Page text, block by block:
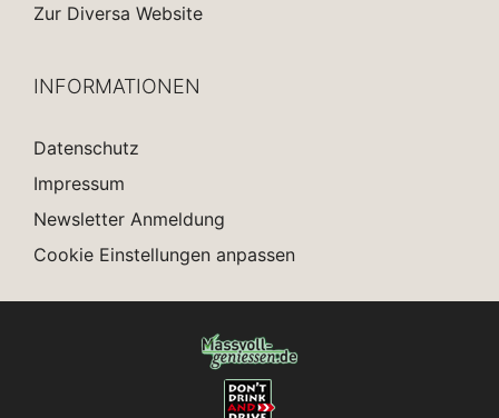
Zur Diversa Website
INFORMATIONEN
Datenschutz
Impressum
Newsletter Anmeldung
Cookie Einstellungen anpassen